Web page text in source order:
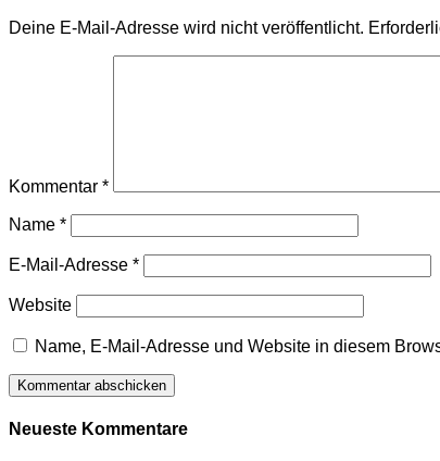
Deine E-Mail-Adresse wird nicht veröffentlicht.
Kommentar *
Name *
E-Mail-Adresse *
Website
Name, E-Mail-Adresse und Website in diesem
Neueste Kommentare